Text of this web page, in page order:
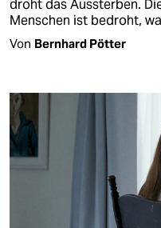
droht das Aussterben.
Menschen ist bedroht,
Von Bernhard Pötter